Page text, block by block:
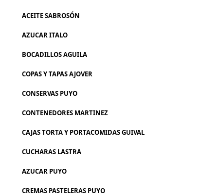
ACEITE SABROSÓN
AZUCAR ITALO
BOCADILLOS AGUILA
COPAS Y TAPAS AJOVER
CONSERVAS PUYO
CONTENEDORES MARTINEZ
CAJAS TORTA Y PORTACOMIDAS GUIVAL
CUCHARAS LASTRA
AZUCAR PUYO
CREMAS PASTELERAS PUYO